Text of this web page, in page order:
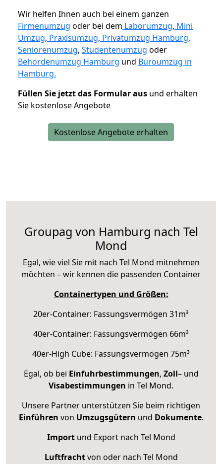
Wir helfen Ihnen auch bei einem ganzen
Firmenumzug oder bei dem Laborumzug, Mini
Umzug, Praxisumzug, Privatumzug Hamburg,
Seniorenumzug, Studentenumzug oder
Behördenumzug Hamburg und Büroumzug in
Hamburg.
Füllen Sie jetzt das Formular aus und erhalten
Sie kostenlose Angebote
Kostenlose Angebote erhalten
Groupag von Hamburg nach Tel
Mond
Egal, wie viel Sie mit nach Tel Mond mitnehmen
möchten – wir kennen die passenden Container
Containertypen und Größen:
20er-Container: Fassungsvermögen 31m³
40er-Container: Fassungsvermögen 66m³
40er-High Cube: Fassungsvermögen 75m³
Egal, ob bei Einfuhrbestimmungen, Zoll– und
Visabestimmungen in Tel Mond.
Unsere Partner unterstützen Sie beim richtigen
Einführen von Umzugsgütern und Dokumente.
Importund Export nach Tel Mond
Luftfrachtvon oder nach Tel Mond